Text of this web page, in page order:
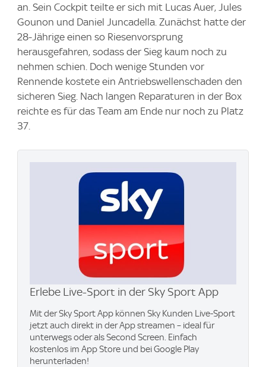
an. Sein Cockpit teilte er sich mit Lucas Auer, Jules
Gounon und Daniel Juncadella. Zunächst hatte der
28-Jährige einen so Riesenvorsprung
herausgefahren, sodass der Sieg kaum noch zu
nehmen schien. Doch wenige Stunden vor
Rennende kostete ein Antriebswellenschaden den
sicheren Sieg. Nach langen Reparaturen in der Box
reichte es für das Team am Ende nur noch zu Platz
37.
Erlebe Live-Sport in der Sky Sport App
Mit der Sky Sport App können Sky Kunden Live-Sport
jetzt auch direkt in der App streamen – ideal für
unterwegs oder als Second Screen. Einfach
kostenlos im App Store und bei Google Play
herunterladen!